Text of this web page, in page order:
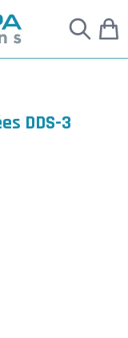
DDS-3